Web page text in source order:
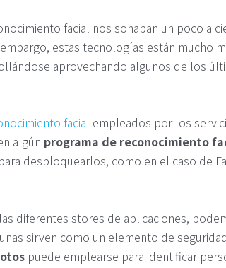
facial nos sonaban un poco a
estas tecnologías están mucho
aprovechando algunos de los
facial empleados por los
algún programa de reconocimiento
desbloquearlos, como en el caso de
diferentes stores de aplicaciones,
sirven como un elemento de
puede emplearse para identificar